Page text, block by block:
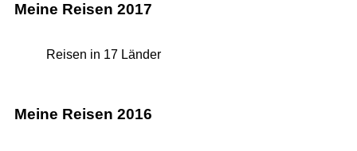
Meine Reisen 2017
Reisen in 17 Länder
Meine Reisen 2016